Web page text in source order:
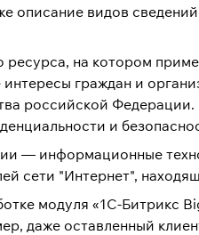
описание видов
на котором
граждан и
российской
и
— информационные
сети "Интернет",
модуля «1C-Битрикс
даже оставленный